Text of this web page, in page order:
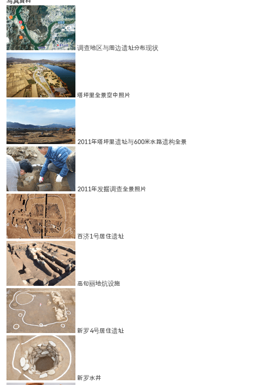
调查地区与周边遗址分布现状
塔坪里全景空中照片
2011年塔坪里遗址与600米水路遗构全景
2011年发掘调查全景照片
百济1号居住遗址
高句丽地炕设施
新罗4号居住遗址
新罗水井